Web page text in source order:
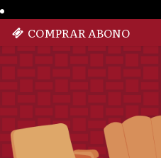
COMPRAR ABONO